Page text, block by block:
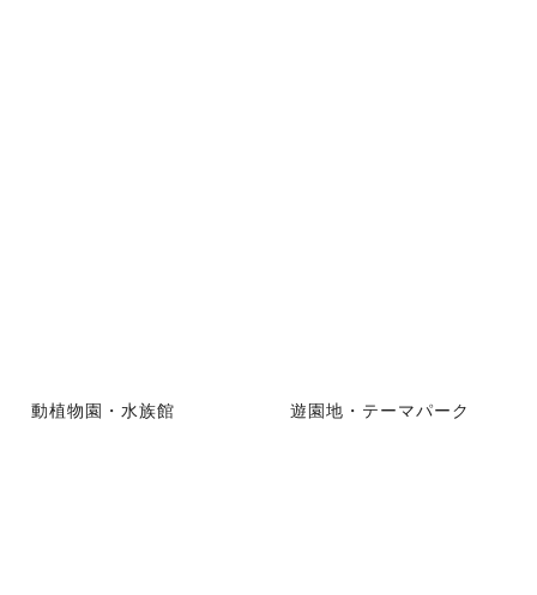
動植物園・水族館 遊園地・テーマパーク